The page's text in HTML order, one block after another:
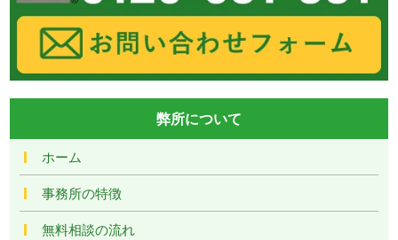
弊所について
ホーム
事務所の特徴
無料相談の流れ